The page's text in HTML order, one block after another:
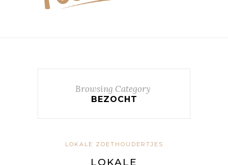
Browsing Category
BEZOCHT
LOKALE ZOETHOUDERTJES
LOKALE